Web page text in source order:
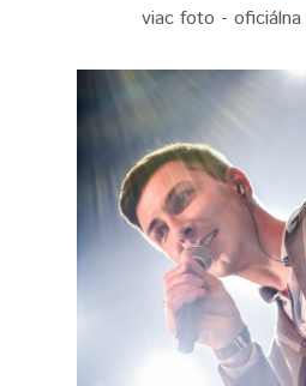
viac foto - oficiálna